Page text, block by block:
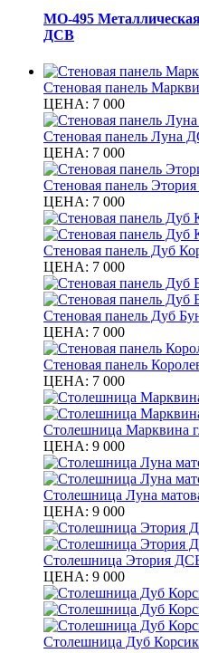
МО-495
ДСВ
Стеновая панель
ЦЕНА: 7 000
Стеновая панель Луна
ЦЕНА: 7 000
Стеновая панель
ЦЕНА: 7 000
Стеновая панель Дуб
ЦЕНА: 7 000
Стеновая панель Дуб
ЦЕНА: 7 000
Стеновая панель
ЦЕНА: 7 000
Столешница Марквина
ЦЕНА: 9 000
Столешница Луна
ЦЕНА: 9 000
Столешница Этория
ЦЕНА: 9 000
Столешница Дуб